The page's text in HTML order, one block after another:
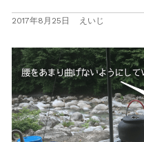
2017年8月25日 えいじ